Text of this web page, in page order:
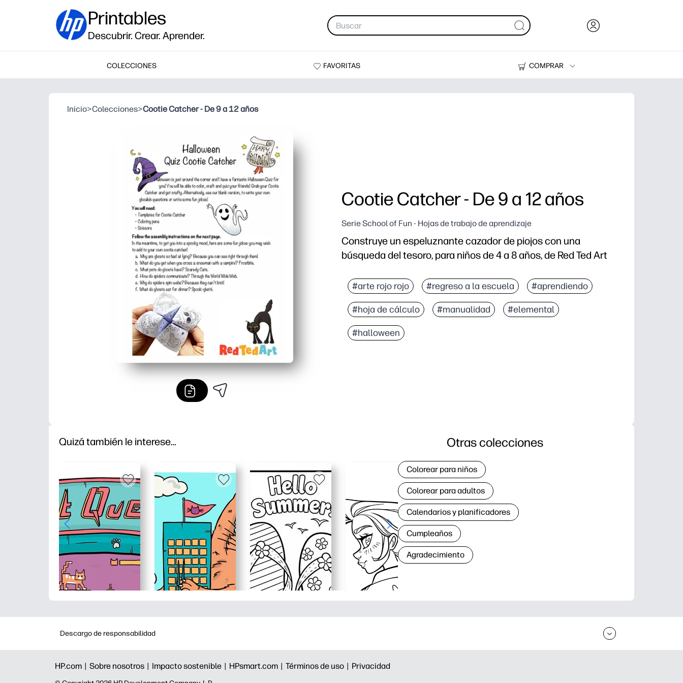
Printables
Descubrir. Crear. Aprender.
COLECCIONES FAVORITAS
COMPRAR
Impresoras
Inicio>Colecciones>Cootie Catcher - De 9 a 12 años
Cootie Catcher - De 9 a 12 años
Serie School of Fun - Hojas de trabajo de aprendizaje
Construye un espeluznante cazador de piojos con una
búsqueda del tesoro, para niños de 4 a 8 años, de Red Ted Art
#arte rojo rojo #regreso a la escuela #aprendiendo
#hoja de cálculo #manualidad #elemental
#halloween
Quizá también le interese… Otras colecciones
Colorear para niños
Colorear para adultos
Calendarios y planificadores
Cumpleaños
Agradecimiento
Descargo de responsabilidad
HP.com | Sobre nosotros | Impacto sostenible | HPsmart.com | Términos de uso | Privacidad